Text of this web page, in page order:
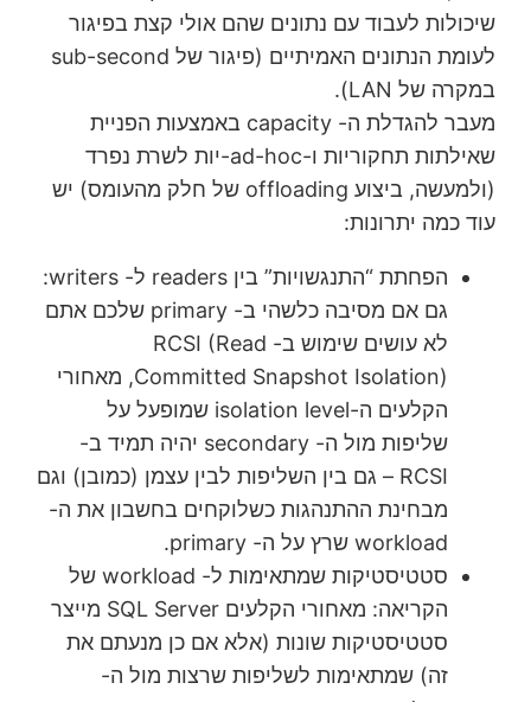
שיכולות לעבוד עם נתונים שהם אולי קצת בפיגור
לעומת הנתונים האמיתיים (פיגור של sub-second
במקרה של LAN).
מעבר להגדלת ה- capacity באמצעות הפניית
שאילתות תחקוריות ו-ad-hoc-יות לשרת נפרד
(ולמעשה, ביצוע offloading של חלק מהעומס) יש
עוד כמה יתרונות:
הפחתת “התנגשויות” בין readers ל- writers:
גם אם מסיבה כלשהי ב- primary שלכם אתם
לא עושים שימוש ב- RCSI (Read
Committed Snapshot Isolation), מאחורי
הקלעים ה-isolation level שמופעל על
שליפות מול ה- secondary יהיה תמיד ב-
RCSI – גם בין השליפות לבין עצמן (כמובן) וגם
מבחינת ההתנהגות כשלוקחים בחשבון את ה-
workload שרץ על ה- primary.
סטטיסטיקות שמתאימות ל- workload של
הקריאה: מאחורי הקלעים SQL Server מייצר
סטטיסטיקות שונות (אלא אם כן מנעתם את
זה) שמתאימות לשליפות שרצות מול ה-